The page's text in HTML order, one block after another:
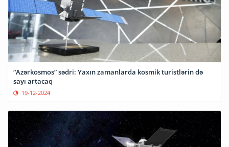
“Azərkosmos” sədri: Yaxın zamanlarda kosmik turistlərin də
sayı artacaq
19-12-2024